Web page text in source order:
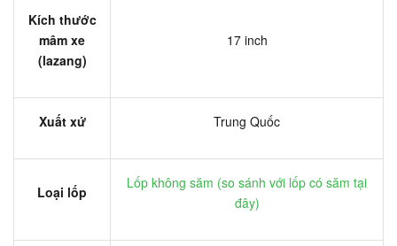
Kích thước
mâm xe
(lazang)
17 inch
Xuất xứ Trung Quốc
Loại lốp
Lốp không săm (so sánh với lốp có săm tại
đây)